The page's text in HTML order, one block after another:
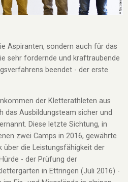
Aspiranten, sondern auch für das
sehr fordernde und kraftraubende
beendet - der erste
der Kletterathleten aus
das Ausbildungsteam sicher und
Diese letzte Sichtung, in
zwei Camps in 2016, gewährte
über die Leistungsfähigkeit der
- der Prüfung der
in Ettringen (Juli 2016) -